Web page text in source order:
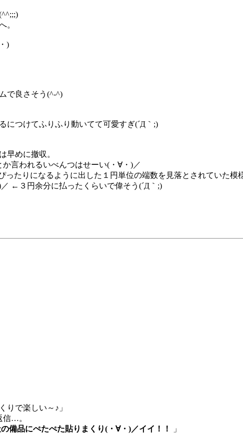
。
)
で良さそう(^-^)
につけてふりふり動いてて可愛すぎ(´Д｀;)
早めに撤収。
言われるいべんつはせーい(・∀・)／
ったりになるように出した１円単位の端数を見落とされていた模
←３円余分に払ったくらいで偉そう(´Д｀;)
りで楽しい～♪」
信…。
備品にぺたぺた貼りまくり(・∀・)／イイ！！ 」